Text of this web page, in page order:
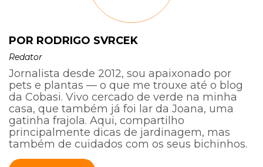
POR RODRIGO SVRCEK
Redator
Jornalista desde 2012, sou apaixonado por
pets e plantas — o que me trouxe até o blog
da Cobasi. Vivo cercado de verde na minha
casa, que também já foi lar da Joana, uma
gatinha frajola. Aqui, compartilho
principalmente dicas de jardinagem, mas
também de cuidados com os seus bichinhos.